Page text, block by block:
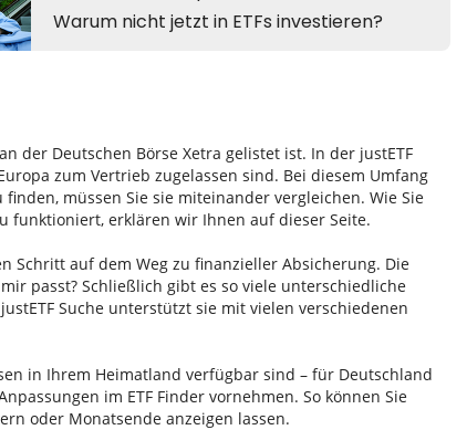
der Deutschen Börse Xetra gelistet ist. In der justETF
zum Vertrieb zugelassen sind. Bei diesem Umfang
müssen Sie sie miteinander vergleichen. Wie Sie
funktioniert, erklären wir Ihnen auf dieser Seite.
Schritt auf dem Weg zu finanzieller Absicherung. Die
passt? Schließlich gibt es so viele unterschiedliche
Suche unterstützt sie mit vielen verschiedenen
in Ihrem Heimatland verfügbar sind – für Deutschland
im ETF Finder vornehmen. So können Sie
oder Monatsende anzeigen lassen.